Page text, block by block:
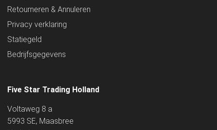
Retourneren & Annuleren
Privacy verklaring
Statiegeld
Bedrijfsgegevens
Five Star Trading Holland
Voltaweg 8 a
5993 SE, Maasbree